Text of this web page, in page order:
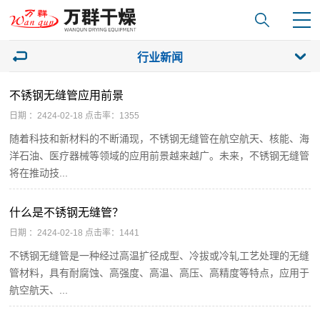
行业新闻
不锈钢无缝管应用前景
日期 ：2424-02-18 点击率：1355
随着科技和新材料的不断涌现，不锈钢无缝管在航空航天、核能、海
洋石油、医疗器械等领域的应用前景越来越广。未来，不锈钢无缝管
将在推动技...
什么是不锈钢无缝管？
日期 ：2424-02-18 点击率：1441
不锈钢无缝管是一种经过高温扩径成型、冷拔或冷轧工艺处理的无缝
管材料，具有耐腐蚀、高强度、高温、高压、高精度等特点，应用于
航空航天、...